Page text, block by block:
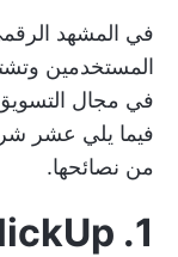
في المشهد
المستخدمين
في مجال التسويق
فيما يلي عشر
من نصائحها.
1. ClickUp